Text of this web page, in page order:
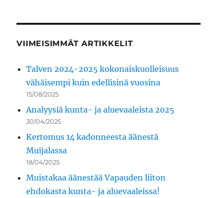
VIIMEISIMMÄT ARTIKKELIT
Talven 2024-2025 kokonaiskuolleisuus
vähäisempi kuin edellisinä vuosina
15/08/2025
Analyysiä kunta- ja aluevaaleista 2025
30/04/2025
Kertomus 14 kadonneesta äänestä
Muijalassa
18/04/2025
Muistakaa äänestää Vapauden liiton
ehdokasta kunta- ja aluevaaleissa!